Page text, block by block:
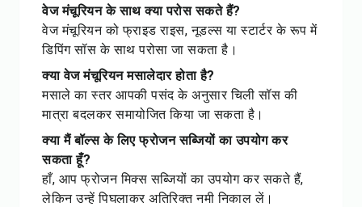
वेज मंचूरियन के साथ क्या परोस सकते हैं?
वेज मंचूरियन को फ्राइड राइस, नूडल्स या स्टार्टर के रूप में
डिपिंग सॉस के साथ परोसा जा सकता है।
क्या वेज मंचूरियन मसालेदार होता है?
मसाले का स्तर आपकी पसंद के अनुसार चिली सॉस की
मात्रा बदलकर समायोजित किया जा सकता है।
क्या मैं बॉल्स के लिए फ्रोजन सब्जियों का उपयोग कर
सकता हूँ?
हाँ, आप फ्रोजन मिक्स सब्जियों का उपयोग कर सकते हैं,
लेकिन उन्हें पिघलाकर अतिरिक्त नमी निकाल लें।